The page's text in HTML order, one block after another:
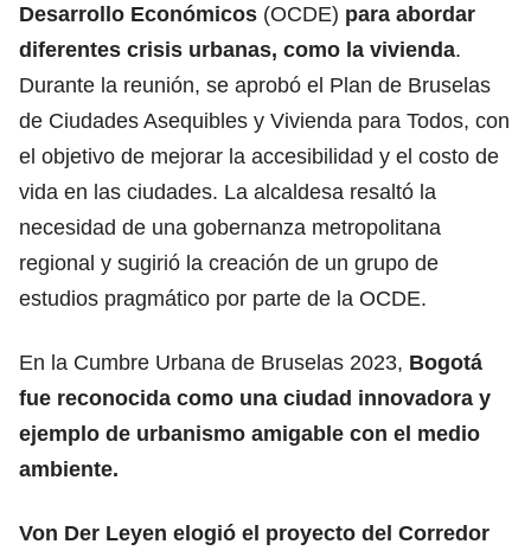
Desarrollo Económicos (OCDE) para abordar
diferentes crisis urbanas, como la vivienda.
Durante la reunión, se aprobó el Plan de Bruselas
de Ciudades Asequibles y Vivienda para Todos, con
el objetivo de mejorar la accesibilidad y el costo de
vida en las ciudades. La alcaldesa resaltó la
necesidad de una gobernanza metropolitana
regional y sugirió la creación de un grupo de
estudios pragmático por parte de la OCDE.
En la Cumbre Urbana de Bruselas 2023, Bogotá
fue reconocida como una ciudad innovadora y
ejemplo de urbanismo amigable con el medio
ambiente.
Von Der Leyen elogió el proyecto del Corredor